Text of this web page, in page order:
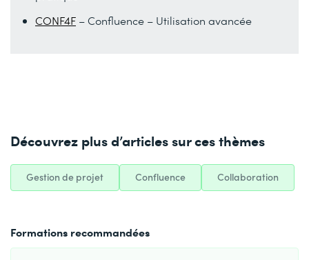
CONF4F – Confluence – Utilisation avancée
Découvrez plus d’articles sur ces thèmes
Gestion de projet Confluence Collaboration
Formations recommandées